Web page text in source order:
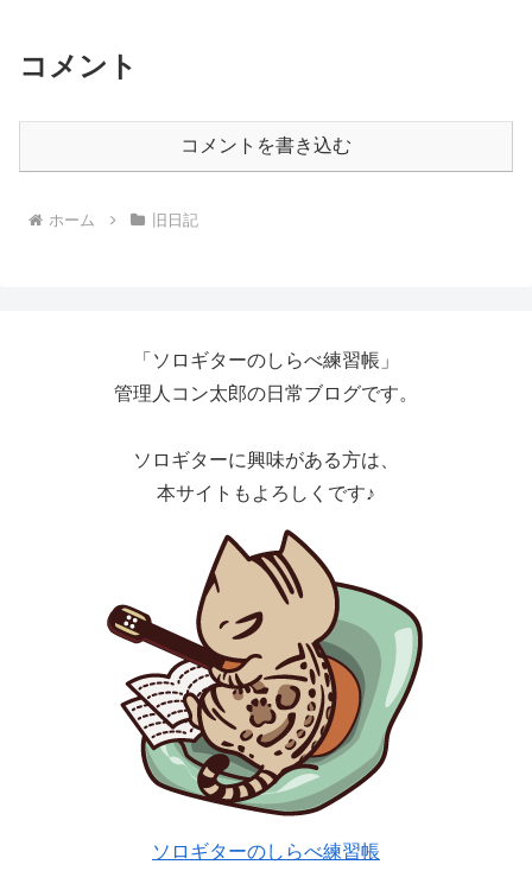
コメント
コメントを書き込む
ホーム 旧日記
「ソロギターのしらべ練習帳」
管理人コン太郎の日常ブログです。
ソロギターに興味がある方は、
本サイトもよろしくです♪
ソロギターのしらべ練習帳